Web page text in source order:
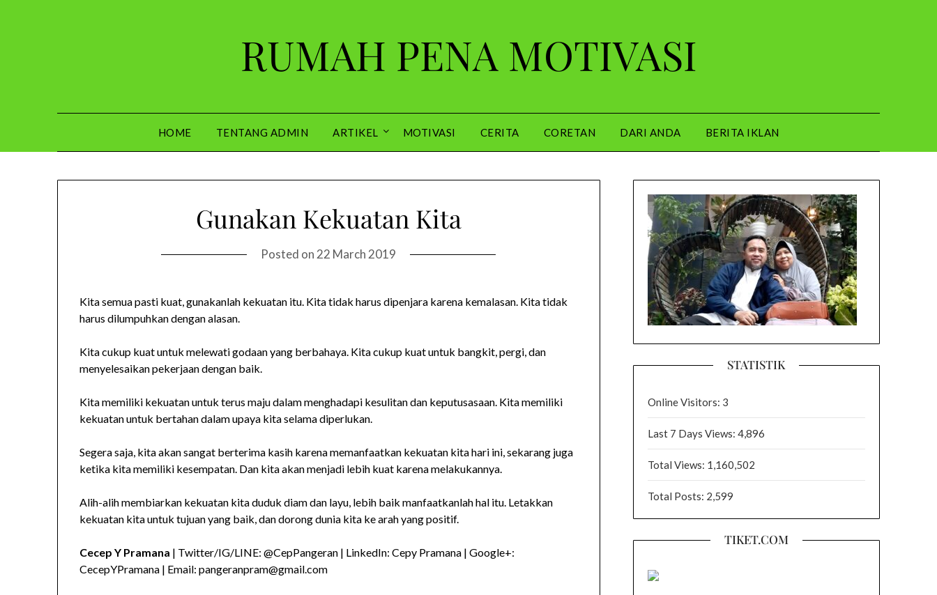
RUMAH PENA MOTIVASI
HOME TENTANG ADMIN ARTIKEL MOTIVASI CERITA CORETAN DARI ANDA BERITA IKLAN
Gunakan Kekuatan Kita
Posted on 22 March 2019
Kita semua pasti kuat, gunakanlah kekuatan itu. Kita tidak harus dipenjara karena kemalasan. Kita tidak
harus dilumpuhkan dengan alasan.
Kita cukup kuat untuk melewati godaan yang berbahaya. Kita cukup kuat untuk bangkit, pergi, dan
menyelesaikan pekerjaan dengan baik.
Kita memiliki kekuatan untuk terus maju dalam menghadapi kesulitan dan keputusasaan. Kita memiliki
kekuatan untuk bertahan dalam upaya kita selama diperlukan.
Segera saja, kita akan sangat berterima kasih karena memanfaatkan kekuatan kita hari ini, sekarang juga
ketika kita memiliki kesempatan. Dan kita akan menjadi lebih kuat karena melakukannya.
Alih-alih membiarkan kekuatan kita duduk diam dan layu, lebih baik manfaatkanlah hal itu. Letakkan
kekuatan kita untuk tujuan yang baik, dan dorong dunia kita ke arah yang positif.
Cecep Y Pramana | Twitter/IG/LINE: @CepPangeran | LinkedIn: Cepy Pramana | Google+:
CecepYPramana | Email: pangeranpram@gmail.com
STATISTIK
Online Visitors: 3
Last 7 Days Views: 4,896
Total Views: 1,160,502
Total Posts: 2,599
TIKET.COM